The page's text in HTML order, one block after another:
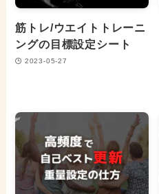
筋トレ/ウエイトトレーニ
ングの目標設定シート
2023-05-27